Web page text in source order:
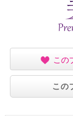
この
この